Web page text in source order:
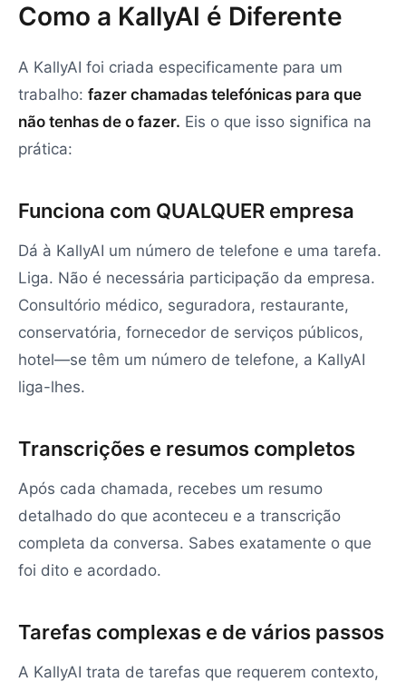
Como a KallyAI é Diferente
A KallyAI foi criada especificamente para um
trabalho: fazer chamadas telefónicas para que
não tenhas de o fazer. Eis o que isso significa na
prática:
Funciona com QUALQUER empresa
Dá à KallyAI um número de telefone e uma tarefa.
Liga. Não é necessária participação da empresa.
Consultório médico, seguradora, restaurante,
conservatória, fornecedor de serviços públicos,
hotel—se têm um número de telefone, a KallyAI
liga-lhes.
Transcrições e resumos completos
Após cada chamada, recebes um resumo
detalhado do que aconteceu e a transcrição
completa da conversa. Sabes exatamente o que
foi dito e acordado.
Tarefas complexas e de vários passos
A KallyAI trata de tarefas que requerem contexto,